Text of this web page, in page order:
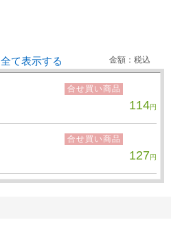
全て表示する 金額：税込
合せ買い商品
114円
合せ買い商品
127円